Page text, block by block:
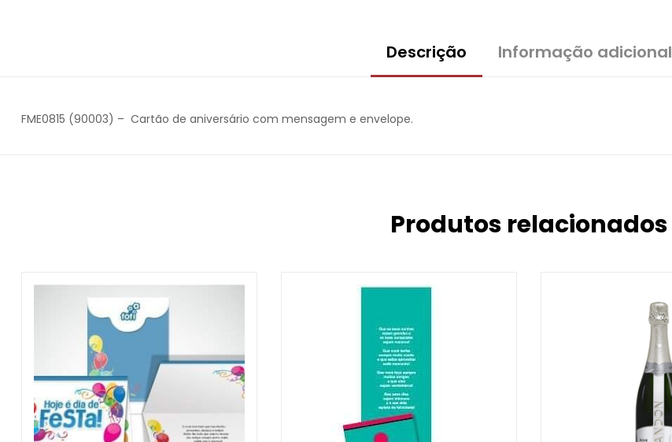
Descrição Informação adicional
FME0815 (90003) – Cartão de aniversário com mensagem e envelope.
Produtos relacionados